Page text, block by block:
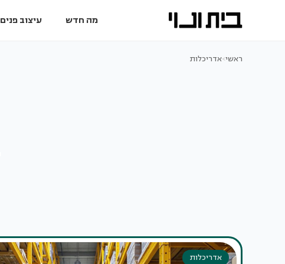
מה חדש עיצוב פנים
ראשי>אדריכלות
אדריכלות